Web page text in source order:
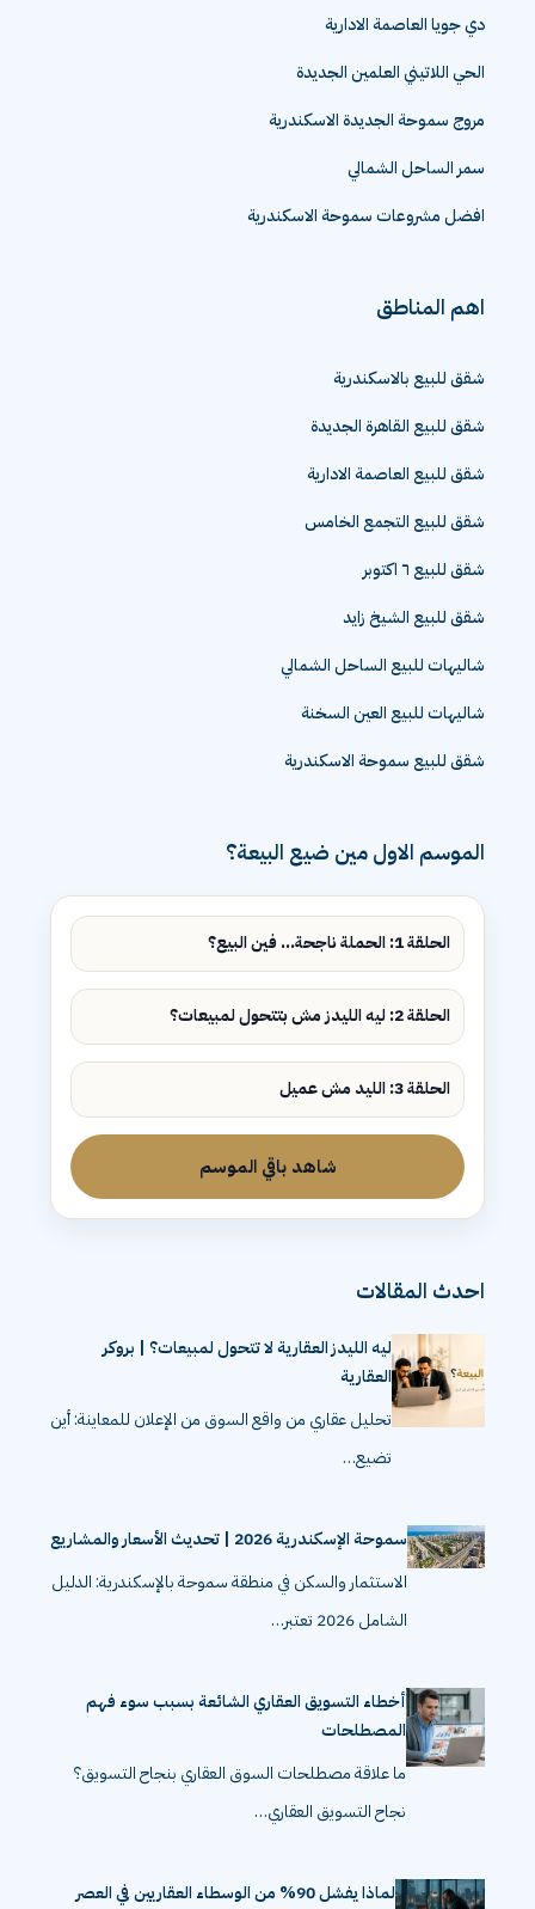
دي جويا العاصمة الادارية
الحي اللاتيني العلمين الجديدة
مروج سموحة الجديدة الاسكندرية
سمر الساحل الشمالي
افضل مشروعات سموحة الاسكندرية
اهم المناطق
شقق للبيع بالاسكندرية
شقق للبيع القاهرة الجديدة
شقق للبيع العاصمة الادارية
شقق للبيع التجمع الخامس
شقق للبيع ٦ اكتوبر
شقق للبيع الشيخ زايد
شاليهات للبيع الساحل الشمالي
شاليهات للبيع العين السخنة
شقق للبيع سموحة الاسكندرية
الموسم الاول مين ضيع البيعة؟
الحلقة 1: الحملة ناجحة... فين البيع؟
الحلقة 2: ليه الليدز مش بتتحول لمبيعات؟
الحلقة 3: الليد مش عميل
شاهد باقي الموسم
احدث المقالات
ليه الليدز العقارية لا تتحول لمبيعات؟ | بروكر
العقارية
تحليل عقاري من واقع السوق من الإعلان للمعاينة: أين
تضيع…
سموحة الإسكندرية 2026 | تحديث الأسعار والمشاريع
الاستثمار والسكن في منطقة سموحة بالإسكندرية: الدليل
الشامل 2026 تعتبر…
أخطاء التسويق العقاري الشائعة بسبب سوء فهم
المصطلحات
ما علاقة مصطلحات السوق العقاري بنجاح التسويق؟
نجاح التسويق العقاري…
لماذا يفشل 90% من الوسطاء العقاريين في العصر